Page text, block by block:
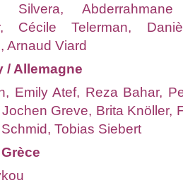
Silvera,
Cécile Telerman,
Arnaud Viard
/ Allemagne
Emily Atef, Reza Bahar,
Greve, Brita Knöller,
Tobias Siebert